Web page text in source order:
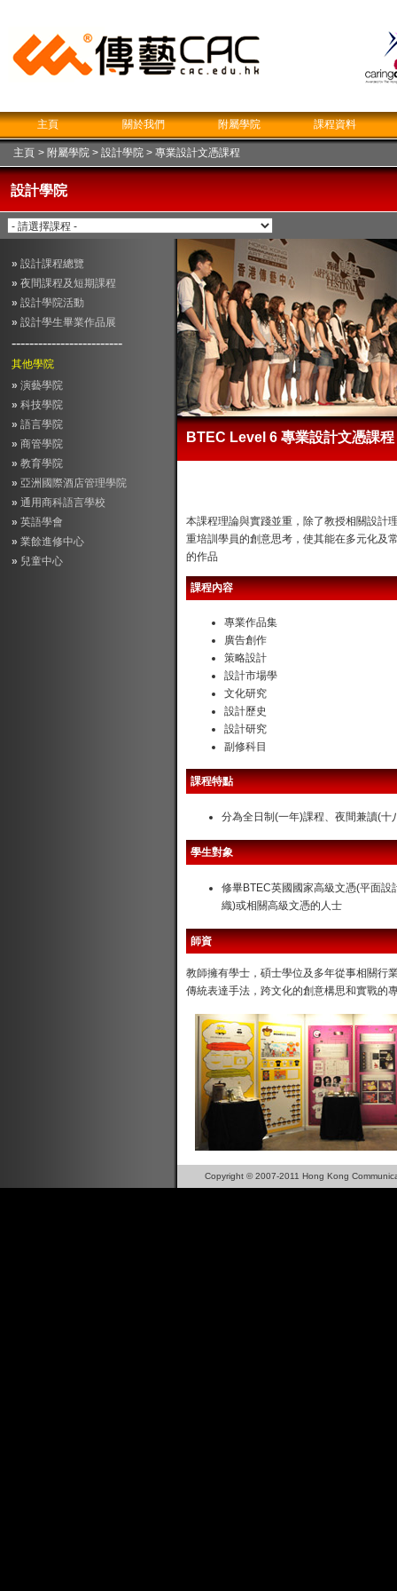
主頁 關於我們 附屬學院 課程資料
主頁 > 附屬學院 > 設計學院 > 專業設計文憑課程
設計學院
» 設計課程總覽
» 夜間課程及短期課程
» 設計學院活動
» 設計學生畢業作品展
-------------------------
其他學院
» 演藝學院
» 科技學院
» 語言學院
» 商管學院
» 教育學院
» 亞洲國際酒店管理學院
» 通用商科語言學校
» 英語學會
» 業餘進修中心
» 兒童中心
BTEC Level 6 專業設計文憑課
本課程理論與實踐並重，除了教授相關設計
重培訓學員的創意思考，使其能在多元化及
的作品
課程內容
專業作品集
廣告創作
策略設計
設計市場學
文化研究
設計歷史
設計研究
副修科目
課程特點
分為全日制(一年)課程、夜間兼讀(十
學生對象
修畢BTEC英國國家高級文憑(平面設
織)或相關高級文憑的人士
師資
教師擁有學士，碩士學位及多年從事相關行
傳統表達手法，跨文化的創意構思和實戰的
Copyright © 2007-2011 Hong Kong